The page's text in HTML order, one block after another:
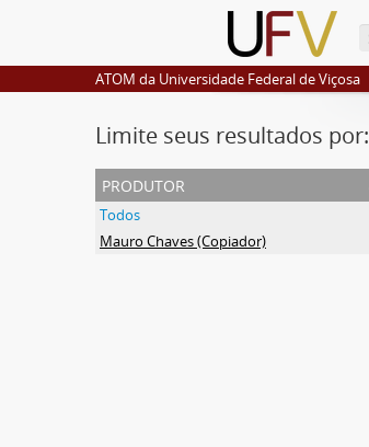
ATOM da Universidade Federal de Viçosa
Limite seus resultados por:
produtor
Todos
Mauro Chaves (Copiador)